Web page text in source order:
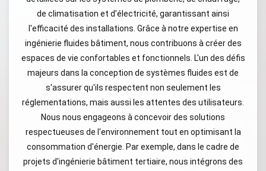
de climatisation et d’électricité, garantissant ainsi
l'efficacité des installations. Grâce à notre expertise en
ingénierie fluides bâtiment, nous contribuons à créer des
espaces de vie confortables et fonctionnels. L'un des défis
majeurs dans la conception de systèmes fluides est de
s'assurer qu'ils respectent non seulement les
réglementations, mais aussi les attentes des utilisateurs.
Nous nous engageons à concevoir des solutions
respectueuses de l'environnement tout en optimisant la
consommation d'énergie. Par exemple, dans le cadre de
projets d'ingénierie bâtiment tertiaire, nous intégrons des